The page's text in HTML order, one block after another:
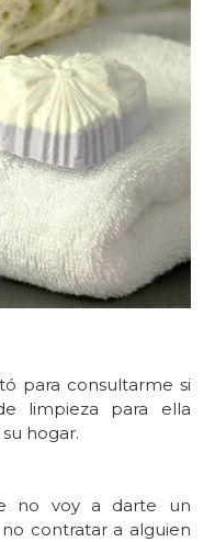
para consultarme si
limpieza para ella
hogar.
no voy a darte un
contratar a alguien